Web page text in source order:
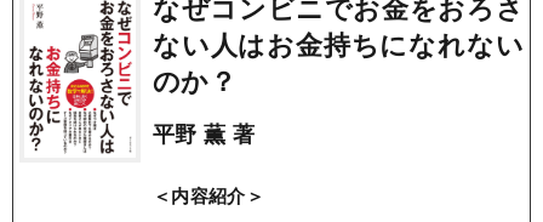
ない人はお金持ちになれない
のか？
平野 薫 著
＜内容紹介＞